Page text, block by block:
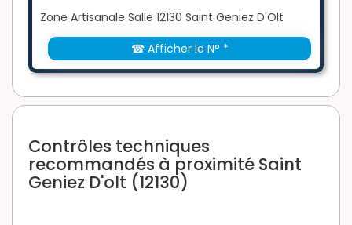
Zone Artisanale Salle 12130 Saint Geniez D'Olt
☎ Afficher le N° *
Contrôles techniques
recommandés à proximité Saint
Geniez D'olt (12130)